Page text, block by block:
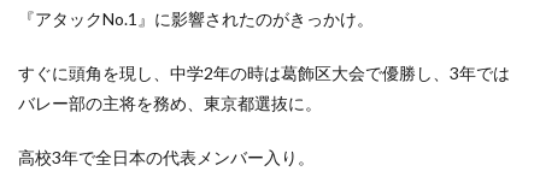
『アタックNo.1』に影響されたのがきっかけ。
すぐに頭角を現し、中学2年の時は葛飾区大会で優勝し、3年では
バレー部の主将を務め、東京都選抜に。
高校3年で全日本の代表メンバー入り。